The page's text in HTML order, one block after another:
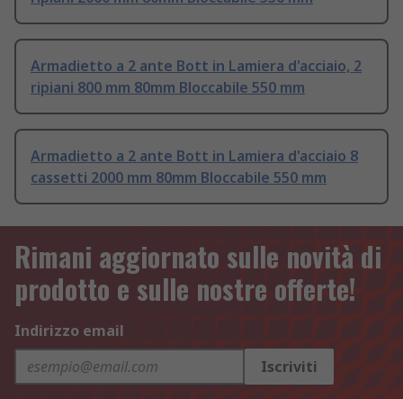
Armadietto a 2 ante Bott in Lamiera d'acciaio, 2
ripiani 800 mm 80mm Bloccabile 550 mm
Armadietto a 2 ante Bott in Lamiera d'acciaio 8
cassetti 2000 mm 80mm Bloccabile 550 mm
Rimani aggiornato sulle novità di
prodotto e sulle nostre offerte!
Indirizzo email
Iscriviti